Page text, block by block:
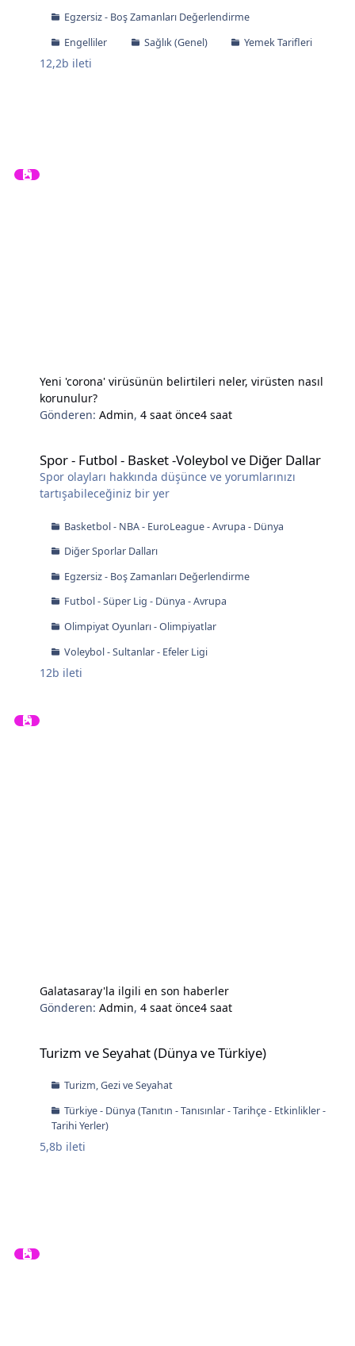
Egzersiz - Boş Zamanları Değerlendirme
Engelliler
Sağlık (Genel) Yemek Tarifleri
12,2b ileti
Yeni 'corona' virüsünün belirtileri neler, virüsten nasıl
korunulur?
Gönderen:Admin,4 saat önce4 saat
Spor - Futbol - Basket -Voleybol ve Diğer Dallar
Spor olayları hakkında düşünce ve yorumlarınızı
tartışabileceğiniz bir yer
Basketbol - NBA - EuroLeague - Avrupa - Dünya
Diğer Sporlar Dalları
Egzersiz - Boş Zamanları Değerlendirme
Futbol - Süper Lig - Dünya - Avrupa
Olimpiyat Oyunları - Olimpiyatlar
Voleybol - Sultanlar - Efeler Ligi
12b ileti
Galatasaray'la ilgili en son haberler
Gönderen:Admin,4 saat önce4 saat
Turizm ve Seyahat (Dünya ve Türkiye)
Turizm, Gezi ve Seyahat
Türkiye - Dünya (Tanıtın - Tanısınlar - Tarihçe - Etkinlikler -
Tarihi Yerler)
5,8b ileti